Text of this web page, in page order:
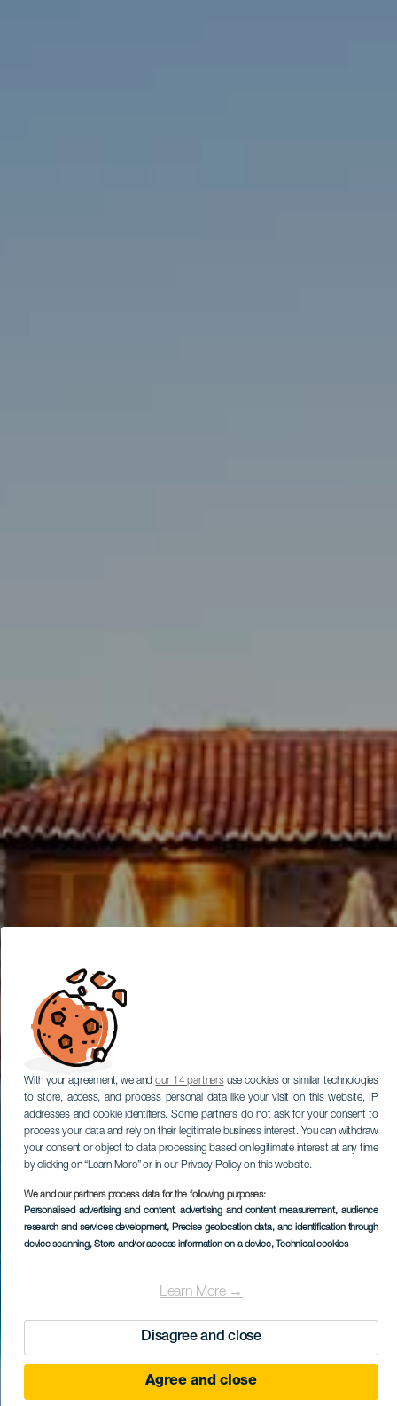
With your agreement, we andour 14 partnersuse cookies or similar technologies
to store, access, and process personal data like your visit on this website, IP
addresses and cookie identifiers. Some partners do not ask for your consent to
process your data and rely on their legitimate business interest. You can withdraw
your consent or object to data processing based on legitimate interest at any time
by clicking on “Learn More” or in our Privacy Policy on this website.
We and our partners process data for the following purposes:
Personalised advertising and content, advertising and content measurement, audience
research and services development, Precise geolocation data, and identification through
device scanning, Store and/or access information on a device, Technical cookies
Learn More →
Disagree and close
Agree and close